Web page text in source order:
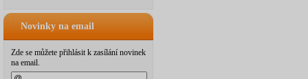
Novinky na email
Zde se můžete přihlásit k zasílání novinek
na email.